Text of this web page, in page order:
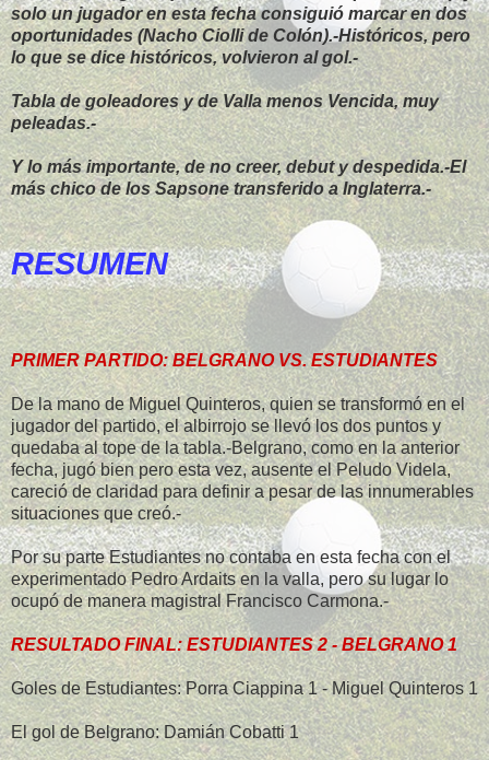
solo un jugador en esta fecha consiguió marcar en dos
oportunidades (Nacho Ciolli de Colón).-Históricos, pero
lo que se dice históricos, volvieron al gol.-
Tabla de goleadores y de Valla menos Vencida, muy
peleadas.-
Y lo más importante, de no creer, debut y despedida.-El
más chico de los Sapsone transferido a Inglaterra.-
RESUMEN
PRIMER PARTIDO: BELGRANO VS. ESTUDIANTES
De la mano de Miguel Quinteros, quien se transformó en el
jugador del partido, el albirrojo se llevó los dos puntos y
quedaba al tope de la tabla.-Belgrano, como en la anterior
fecha, jugó bien pero esta vez, ausente el Peludo Videla,
careció de claridad para definir a pesar de las innumerables
situaciones que creó.-
Por su parte Estudiantes no contaba en esta fecha con el
experimentado Pedro Ardaits en la valla, pero su lugar lo
ocupó de manera magistral Francisco Carmona.-
RESULTADO FINAL: ESTUDIANTES 2 - BELGRANO 1
Goles de Estudiantes: Porra Ciappina 1 - Miguel Quinteros 1
El gol de Belgrano: Damián Cobatti 1